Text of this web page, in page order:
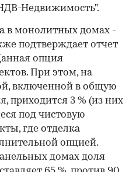
Недвижимость".
в монолитных домах -
подтверждает отчет
опция
При этом, на
включенной в общую
приходится 3 % (из них
под чистовую
где отделка
опцией.
домах доля